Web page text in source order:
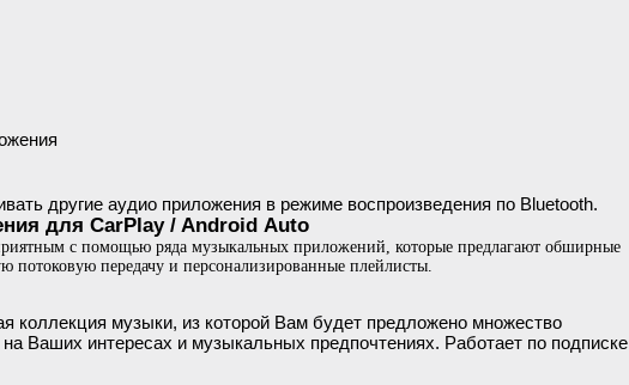
другие аудио приложения в режиме воспроизведения по Bluetooth.
для CarPlay / Android Auto
с помощью ряда музыкальных приложений, которые предлагают обширные
потоковую передачу и персонализированные плейлисты.
коллекция музыки, из которой Вам будет предложено множество
Ваших интересах и музыкальных предпочтениях. Работает по подписке